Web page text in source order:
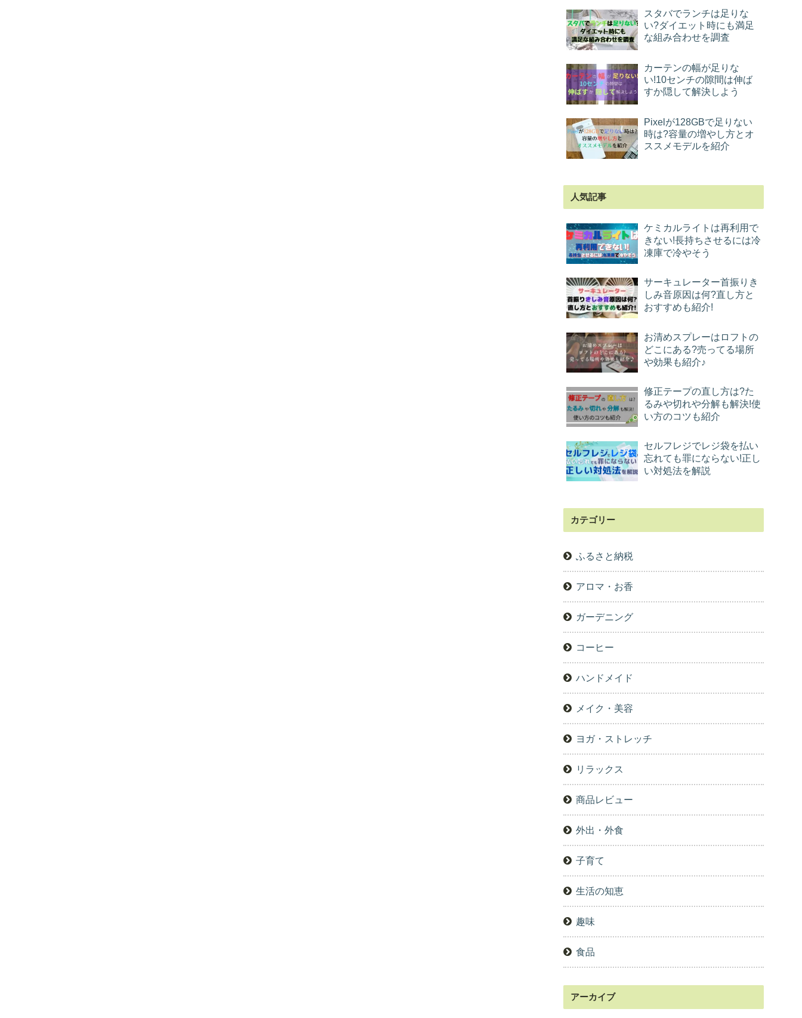
スタバでランチは足りな
い?ダイエット時にも満足
な組み合わせを調査
カーテンの幅が足りな
い!10センチの隙間は伸ば
すか隠して解決しよう
Pixelが128GBで足りない
時は?容量の増やし方とオ
ススメモデルを紹介
人気記事
ケミカルライトは再利用で
きない!長持ちさせるには冷
凍庫で冷やそう
サーキュレーター首振りき
しみ音原因は何?直し方と
おすすめも紹介!
お清めスプレーはロフトの
どこにある?売ってる場所
や効果も紹介♪
修正テープの直し方は?た
るみや切れや分解も解決!使
い方のコツも紹介
セルフレジでレジ袋を払い
忘れても罪にならない!正し
い対処法を解説
カテゴリー
ふるさと納税
アロマ・お香
ガーデニング
コーヒー
ハンドメイド
メイク・美容
ヨガ・ストレッチ
リラックス
商品レビュー
外出・外食
子育て
生活の知恵
趣味
食品
アーカイブ